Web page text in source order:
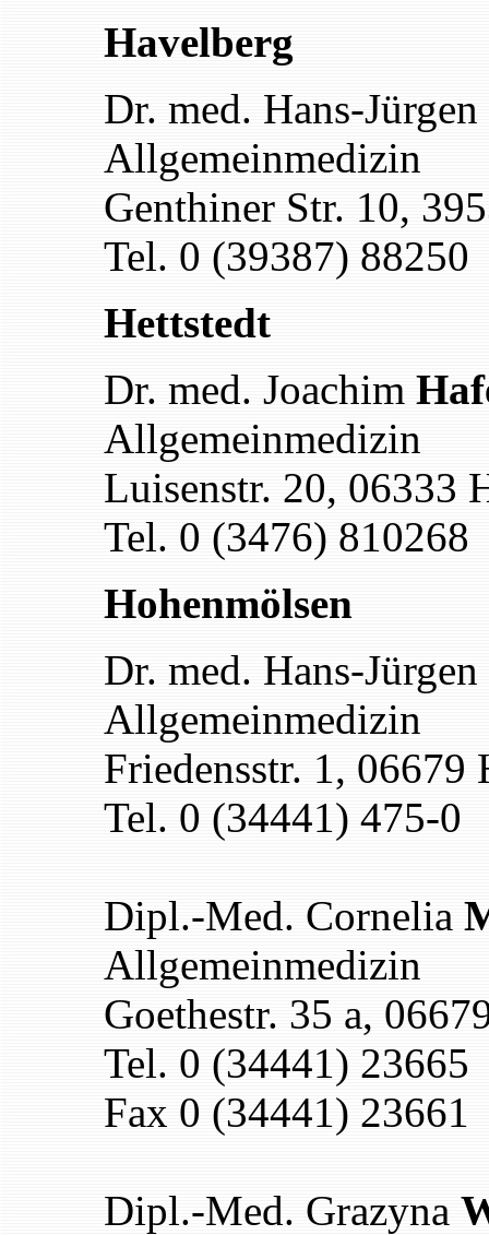
Havelberg
Dr. med. Hans-Jürgen
Allgemeinmedizin
Genthiner Str. 10,
Tel. 0 (39387) 88250
Hettstedt
Dr. med. Joachim
Allgemeinmedizin
Luisenstr. 20, 06333
Tel. 0 (3476) 810268
Hohenmölsen
Dr. med. Hans-Jürgen
Allgemeinmedizin
Friedensstr. 1, 06679
Tel. 0 (34441) 475-0
Dipl.-Med. Cornelia
Allgemeinmedizin
Goethestr. 35 a,
Tel. 0 (34441) 23665
Fax 0 (34441) 23661
Dipl.-Med. Grazyna